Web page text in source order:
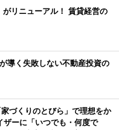
がリニューアル！ 賃貸経営の
導く失敗しない不動産投資の
づくりのとびら」で理想をか
ザーに「いつでも・何度で